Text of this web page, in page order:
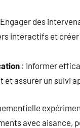
des
interactifs et
: Informer
et assurer un suivi
avec aisance,